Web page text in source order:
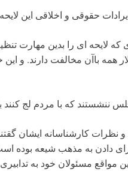
حقوقی و اخلاقی این
لایحه ای را بدین مهارت
همه باآن مخالفت دارند. و این
ننشستند که با مردم لج کنند
کارشناسانه ایشان
دادن به مذهب شیعه بوده
مواقع مسئولان خود به